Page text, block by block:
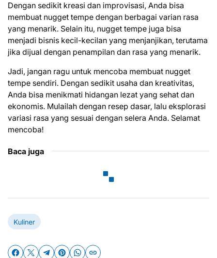
Dengan sedikit kreasi dan improvisasi, Anda bisa
membuat nugget tempe dengan berbagai varian rasa
yang menarik. Selain itu, nugget tempe juga bisa
menjadi bisnis kecil-kecilan yang menjanjikan, terutama
jika dijual dengan penampilan dan rasa yang menarik.
Jadi, jangan ragu untuk mencoba membuat nugget
tempe sendiri. Dengan sedikit usaha dan kreativitas,
Anda bisa menikmati hidangan lezat yang sehat dan
ekonomis. Mulailah dengan resep dasar, lalu eksplorasi
variasi rasa yang sesuai dengan selera Anda. Selamat
mencoba!
Baca juga
Kuliner